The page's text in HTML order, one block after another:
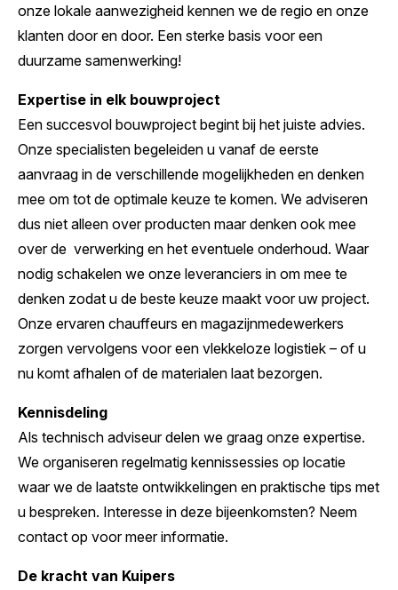
onze lokale aanwezigheid kennen we de regio en onze
klanten door en door. Een sterke basis voor een
duurzame samenwerking!
Expertise in elk bouwproject
Een succesvol bouwproject begint bij het juiste advies.
Onze specialisten begeleiden u vanaf de eerste
aanvraag in de verschillende mogelijkheden en denken
mee om tot de optimale keuze te komen. We adviseren
dus niet alleen over producten maar denken ook mee
over de verwerking en het eventuele onderhoud. Waar
nodig schakelen we onze leveranciers in om mee te
denken zodat u de beste keuze maakt voor uw project.
Onze ervaren chauffeurs en magazijnmedewerkers
zorgen vervolgens voor een vlekkeloze logistiek – of u
nu komt afhalen of de materialen laat bezorgen.
Kennisdeling
Als technisch adviseur delen we graag onze expertise.
We organiseren regelmatig kennissessies op locatie
waar we de laatste ontwikkelingen en praktische tips met
u bespreken. Interesse in deze bijeenkomsten? Neem
contact op voor meer informatie.
De kracht van Kuipers